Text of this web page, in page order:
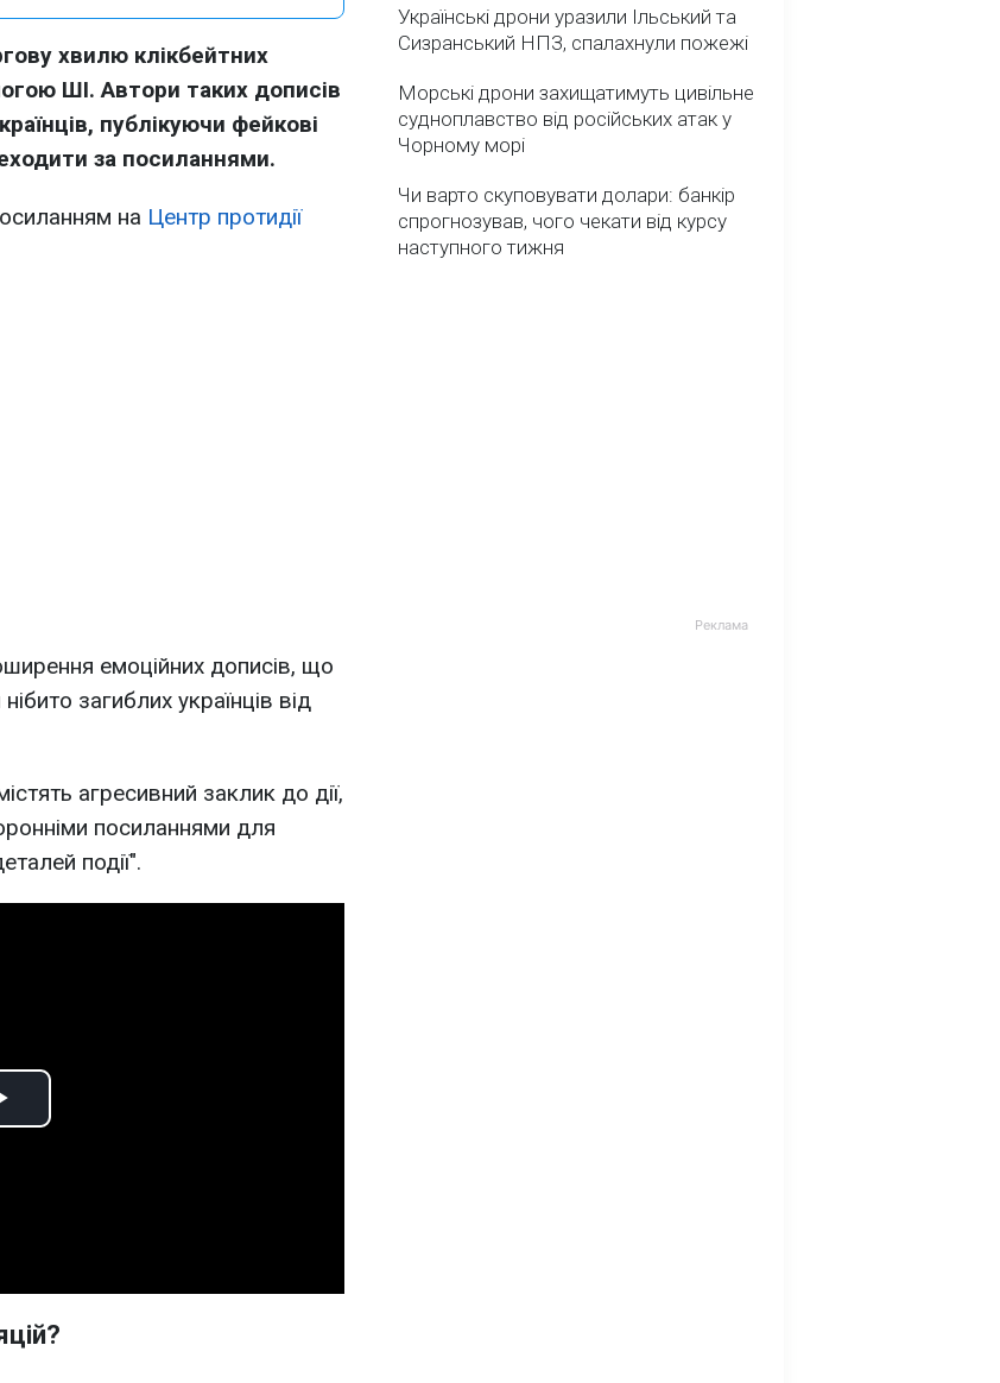
хвилю клікбейтних
ШІ. Автори таких дописів
публікуючи фейкові
за посиланнями.
на Центр протидії
емоційних дописів, що
загиблих українців від
агресивний заклик до дії,
посиланнями для
події".
Українські дрони уразили Ільський та
Сизранський НПЗ, спалахнули пожежі
Морські дрони захищатимуть цивільне
судноплавство від російських атак у
Чорному морі
Чи варто скуповувати долари: банкір
спрогнозував, чого чекати від курсу
наступного тижня